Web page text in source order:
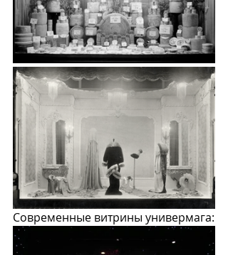
Современные витрины универмага: